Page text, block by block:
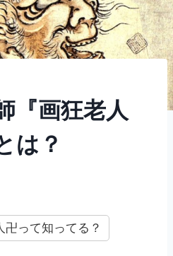
『画狂老人
は？
卍って知ってる？